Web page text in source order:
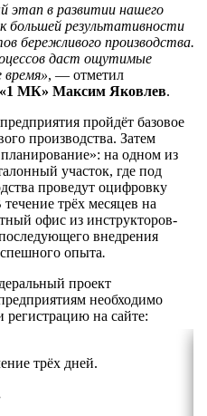
в развитии нашего
большей результативности
бережливого производства.
даст ощутимые
, — отметил
МК» Максим Яковлев.
пройдёт базовое
производства. Затем
на одном из
участок, где под
проведут оцифровку
трёх месяцев на
офис из инструкторов-
внедрения
опыта.
проект
необходимо
регистрацию на сайте:
трёх дней.